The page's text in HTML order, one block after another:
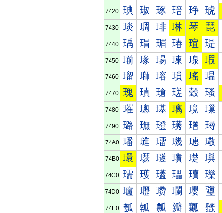
7420 琠 琡 琢 琣 琤 琥
7430 琰 琱 琲 琳 琴 琵
7440 瑀 瑁 瑂 瑃 瑄 瑅
7450 瑐 瑑 瑒 瑓 瑔 瑕
7460 瑠 瑡 瑢 瑣 瑤 瑥
7470 瑰 瑱 瑲 瑳 瑴 瑵
7480 璀 璁 璂 璃 璄 璅
7490 璐 璑 璒 璓 璔 璕
74A0 璠 璡 璢 璣 璤 璥
74B0 環 璱 璲 璳 璴 璵
74C0 瓀 瓁 瓂 瓃 瓄 瓅
74D0 瓐 瓑 瓒 瓓 瓔 瓕
74E0 瓠 瓡 瓢 瓣 瓤 瓥